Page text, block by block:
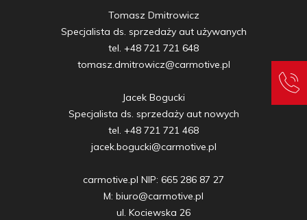
Tomasz Dmitrowicz
Specjalista ds. sprzedaży aut używanych
tel. +48 721 721 648
tomasz.dmitrowicz@carmotive.pl
Jacek Bogucki
Specjalista ds. sprzedaży aut nowych
tel. +48 721 721 468
jacek.bogucki@carmotive.pl
carmotive.pl NIP: 665 286 87 27
M: biuro@carmotive.pl
ul. Kociewska 26